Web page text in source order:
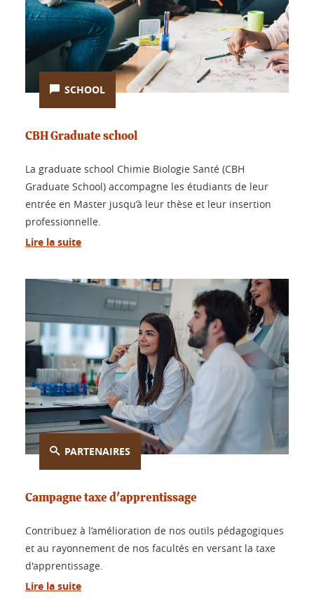
SCHOOL
CBH Graduate school
La graduate school Chimie Biologie Santé (CBH
Graduate School) accompagne les étudiants de leur
entrée en Master jusqu’à leur thèse et leur insertion
professionnelle.
Lire la suite
PARTENAIRES
Campagne taxe d'apprentissage
Contribuez à l’amélioration de nos outils pédagogiques
et au rayonnement de nos facultés en versant la taxe
d'apprentissage.
Lire la suite